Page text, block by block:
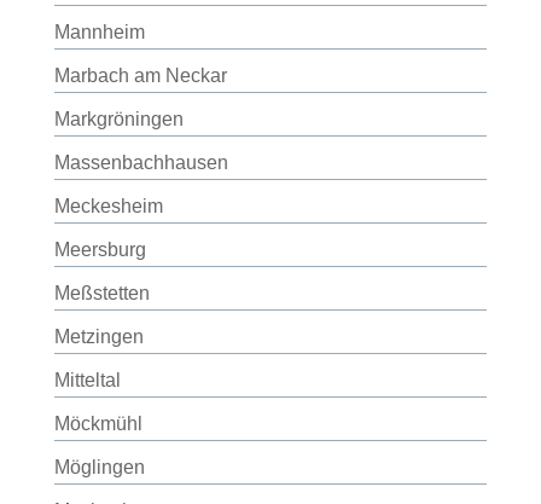
Mannheim
Marbach am Neckar
Markgröningen
Massenbachhausen
Meckesheim
Meersburg
Meßstetten
Metzingen
Mitteltal
Möckmühl
Möglingen